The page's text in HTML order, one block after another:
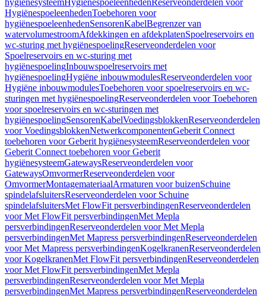
hygiënesysteemHygiënespoeleenhedenReserveonderdelen voor
HygiënespoeleenhedenToebehoren voor
hygiënespoeleenhedenSensorenKabelBegrenzer van
watervolumestroomAfdekkingen en afdekplatenSpoelreservoirs en
wc-sturing met hygiënespoelingReserveonderdelen voor
Spoelreservoirs en wc-sturing met
hygiënespoelingInbouwspoelreservoirs met
hygiënespoelingHygiëne inbouwmodulesReserveonderdelen voor
Hygiëne inbouwmodulesToebehoren voor spoelreservoirs en wc-
sturingen met hygiënespoelingReserveonderdelen voor Toebehoren
voor spoelreservoirs en wc-sturingen met
hygiënespoelingSensorenKabelVoedingsblokkenReserveonderdelen
voor VoedingsblokkenNetwerkcomponentenGeberit Connect
toebehoren voor Geberit hygiënesysteemReserveonderdelen voor
Geberit Connect toebehoren voor Geberit
hygiënesysteemGatewaysReserveonderdelen voor
GatewaysOmvormerReserveonderdelen voor
OmvormerMontagemateriaalArmaturen voor buizenSchuine
spindelafsluitersReserveonderdelen voor Schuine
spindelafsluitersMet FlowFit persverbindingenReserveonderdelen
voor Met FlowFit persverbindingenMet Mepla
persverbindingenReserveonderdelen voor Met Mepla
persverbindingenMet Mapress persverbindingenReserveonderdelen
voor Met Mapress persverbindingenKogelkranenReserveonderdelen
voor KogelkranenMet FlowFit persverbindingenReserveonderdelen
voor Met FlowFit persverbindingenMet Mepla
persverbindingenReserveonderdelen voor Met Mepla
persverbindingenMet Mapress persverbindingenReserveonderdelen